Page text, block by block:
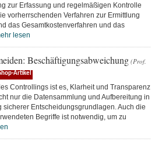
zur Erfassung und regelmäßigen Kontrolle
vorherrschenden Verfahren zur Ermittlung
das Gesamtkostenverfahren und das
lesen
Beschäftigungsabweichung (Prof.
Artikel
Controllings ist es, Klarheit und Transparenz
nur die Datensammlung und Aufbereitung in
sicherer Entscheidungsgrundlagen. Auch die
Begriffe ist notwendig, um zu